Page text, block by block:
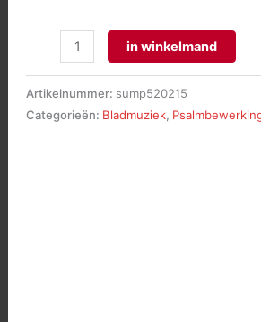
Symphonische
fantasie
in winkelmand
Artikelnummer: sump520215
Categorieën: Bladmuziek,